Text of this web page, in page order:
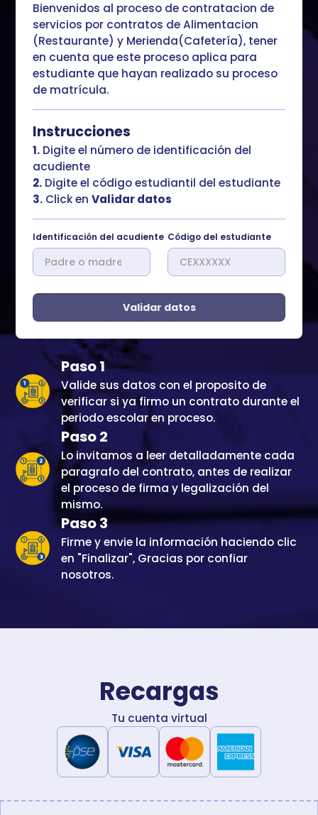
Bienvenidos al proceso de contratacion de
servicios por contratos de Alimentacion
(Restaurante) y Merienda(Cafetería), tener
en cuenta que este proceso aplica para
estudiante que hayan realizado su proceso
de matrícula.
Instrucciones
1. Digite el número de identificación del
acudiente
2. Digite el código estudiantil del estudiante
3. Click enValidar datos
Identificación del acudiente Código del estudiante
Validar datos
Paso 1
Valide sus datos con el proposito de
verificar si ya firmo un contrato durante el
periodo escolar en proceso.
Paso 2
Lo invitamos a leer detalladamente cada
paragrafo del contrato, antes de realizar
el proceso de firma y legalización del
mismo.
Paso 3
Firme y envie la información haciendo clic
en "Finalizar", Gracias por confiar
nosotros.
Recargas
Tu cuenta virtual